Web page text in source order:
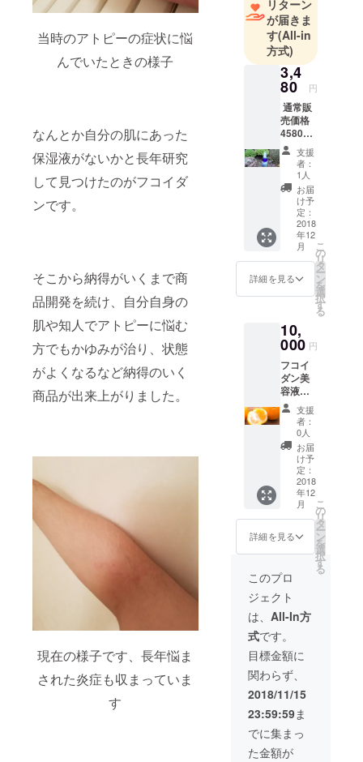
当時のアトピーの症状に悩
んでいたときの様子
なんとか自分の肌にあった
保湿液がないかと長年研究
して見つけたのがフコイダ
ンです。
そこから納得がいくまで商
品開発を続け、自分自身の
肌や知人でアトピーに悩む
方でもかゆみが治り、状態
がよくなるなど納得のいく
商品が出来上がりました。
現在の様子です、長年悩ま
された炎症も収まっていま
す
リターン
が届きま
す(All-in
方式)
3,4
80 円
通常販
売価格
4580円
のとこ
ろ、初
回購入
者に限
り3480
円でご
提供い
たしま
す。ま
た、継
続して
定期購
入ご購
だく場
合も、
本件で
ご応募
してい
ただい
た場合
も3480
円でご
提供い
たしま
す。 ※
定期購
入を止
めた場
合は通
常価格
支援
者：
1人
お届
け予
定：
2018
年12
月
詳細を見る
こ
の
リ
タ
ー
ン
を
選
択
す
る
10,
000 円
フコイ
ダン美
容液と
熊本産
季節の
フルー
ツ詰め
合わせ
セット
でお送
りいた
しま
す。
支援
者：
0人
お届
け予
定：
2018
年12
月
詳細を見る
こ
の
リ
タ
ー
ン
を
選
択
す
る
このプロ
ジェクト
は、 All-In方
式です。
目標金額に
関わらず、
2018/11/15
23:59:59ま
でに集まっ
た金額が